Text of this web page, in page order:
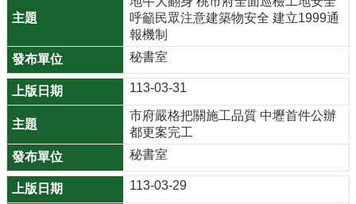
b
o
k
n
t
a
g
呼籲民眾注意建築物安全 建立1999通
報機制
秘書室
113-03-31
市府嚴格把關施工品質 中壢首件公辦
都更案完工
秘書室
113-03-29